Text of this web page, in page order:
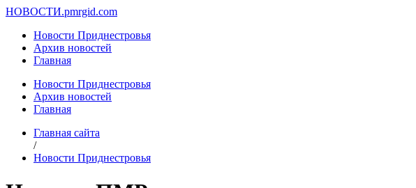
НОВОСТИ.pmrgid.com
Новости Приднестровья
Архив новостей
Главная
Новости Приднестровья
Архив новостей
Главная
Главная сайта
/
Новости Приднестровья